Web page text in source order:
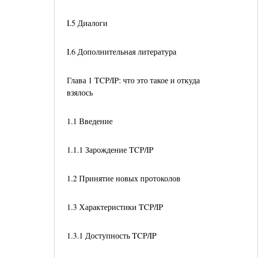
I.5 Диалоги
I.6 Дополнительная литература
Глава 1 TCP/IP: что это такое и откуда
взялось
1.1 Введение
1.1.1 Зарождение TCP/IP
1.2 Принятие новых протоколов
1.3 Характеристики TCP/IP
1.3.1 Доступность TCP/IP